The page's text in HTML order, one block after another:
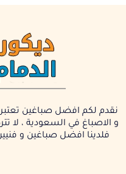
نقدم لكم افضل صباغين تعتبر
و الاصباغ في السعودية ، لا
فلدينا افضل صباغين و